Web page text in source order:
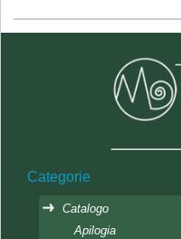
Categorie
Catalogo
Apilogia